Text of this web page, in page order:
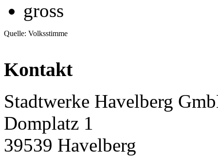
Quelle: Volksstimme
Kontakt
Stadtwerke Havelberg
Domplatz 1
39539 Havelberg